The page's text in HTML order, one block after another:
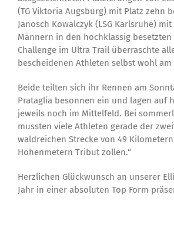
(TG Viktoria Augsburg) mit Platz zehn
Janosch Kowalczyk (LSG Karlsruhe)
Männern in den hochklassig besetzten
Challenge im Ultra Trail überraschte
bescheidenen Athleten selbst wohl am
Beide teilten sich ihr Rennen am
Prataglia besonnen ein und lagen auf
jeweils noch im Mittelfeld. Bei
mussten viele Athleten gerade der
waldreichen Strecke von 49
Höhenmetern Tribut zollen.“
Herzlichen Glückwunsch an unserer
Jahr in einer absoluten Top Form